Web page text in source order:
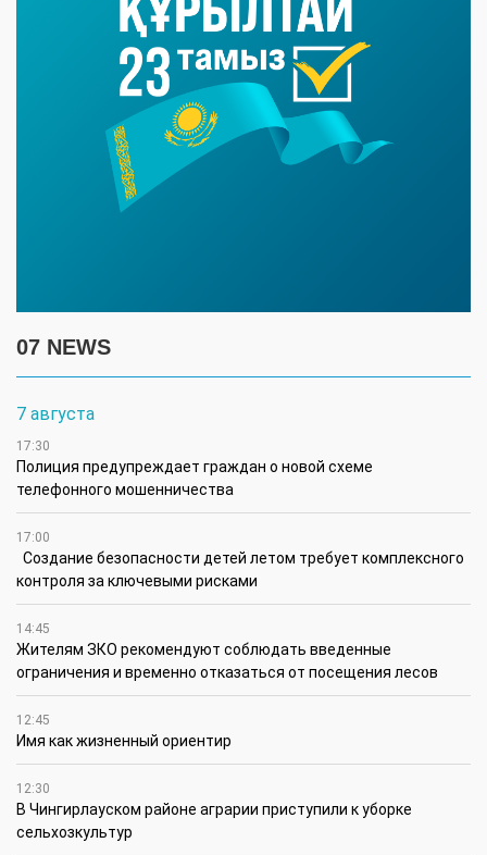
07 NEWS
7 августа
17:30
Полиция предупреждает граждан о новой схеме
телефонного мошенничества
17:00
Создание безопасности детей летом требует комплексного
контроля за ключевыми рисками
14:45
Жителям ЗКО рекомендуют соблюдать введенные
ограничения и временно отказаться от посещения лесов
12:45
Имя как жизненный ориентир
12:30
В Чингирлауском районе аграрии приступили к уборке
сельхозкультур